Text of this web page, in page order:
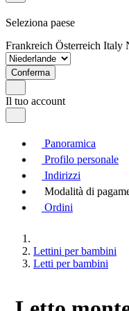
Seleziona paese
Frankreich Österreich Italy
Conferma
Il tuo account
Panoramica
Profilo personale
Indirizzi
Modalità di
Ordini
Lettini per bambini
Letti per bambini